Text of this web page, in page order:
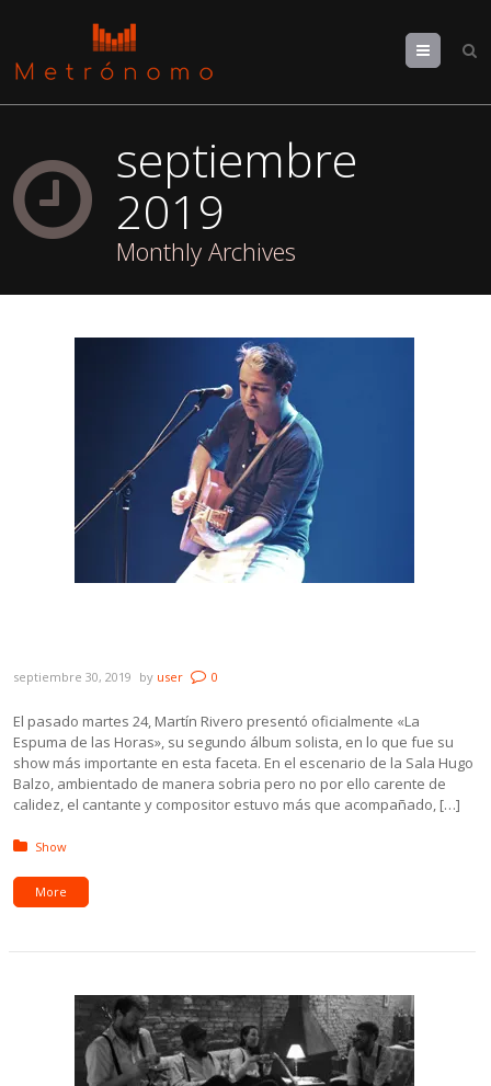
Menu
septiembre
2019
Monthly Archives
septiembre 30, 2019 by user 0
El pasado martes 24, Martín Rivero presentó oficialmente «La
Espuma de las Horas», su segundo álbum solista, en lo que fue su
show más importante en esta faceta. En el escenario de la Sala Hugo
Balzo, ambientado de manera sobria pero no por ello carente de
calidez, el cantante y compositor estuvo más que acompañado, […]
Posted in:
Show
More